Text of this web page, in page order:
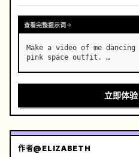
查看完整提示词
Make a video of me
pink space outfit. …
立即体验
作者@ELIZABETH